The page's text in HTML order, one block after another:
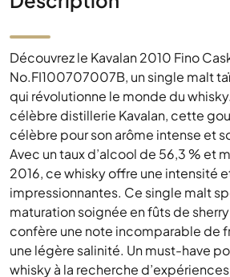
Découvrez le Kavalan 2010 Fino
No.FI100707007B, un single malt
qui révolutionne le monde du
célèbre distillerie Kavalan, cette
célèbre pour son arôme intense et
Avec un taux d’alcool de 56,3 % et
2016, ce whisky offre une intensité
impressionnantes. Ce single malt
maturation soignée en fûts de
confère une note incomparable de
une légère salinité. Un must-have
whisky à la recherche